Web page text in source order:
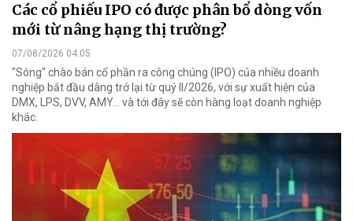
Các cổ phiếu IPO có được phân bổ dòng vốn
mới từ nâng hạng thị trường?
07/08/2026 04:05
"Sóng" chào bán cổ phần ra công chúng (IPO) của nhiều doanh
nghiệp bắt đầu dâng trở lại từ quý II/2026, với sự xuất hiện của
DMX, LPS, DVV, AMY... và tới đây sẽ còn hàng loạt doanh nghiệp
khác.